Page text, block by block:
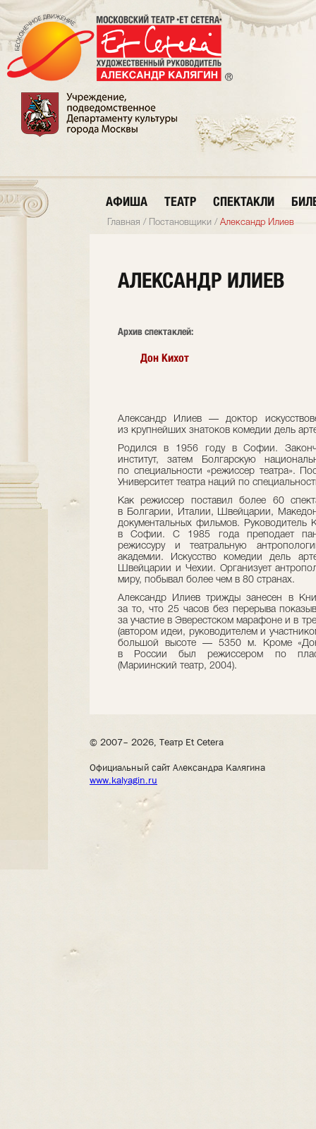
АФИША ТЕАТР СПЕКТАКЛИ
Главная / Постановщики / Александр Илиев
АЛЕКСАНДР ИЛИЕВ
Архив спектаклей:
Дон Кихот
Александр Илиев — доктор
из крупнейших знатоков комедии дель
Родился в 1956 году в Софии.
институт, затем Болгарскую
по специальности «режиссер театра».
Университет театра наций по
Как режиссер поставил более 60
в Болгарии, Италии, Швейцарии,
документальных фильмов. Руководитель
в Софии. С 1985 года преподает
режиссуру и театральную
академии. Искусство комедии дель
Швейцарии и Чехии. Организует
миру, побывал более чем в 80 странах.
Александр Илиев трижды занесен в
за то, что 25 часов без перерыва
за участие в Эверестском марафоне и в
(автором идеи, руководителем и
большой высоте — 5350 м. Кроме «Дон
в России был режиссером по
(Мариинский театр, 2004).
© 2007– 2026, Театр Et Cetera
Официальный сайт Александра Калягина
www.kalyagin.ru